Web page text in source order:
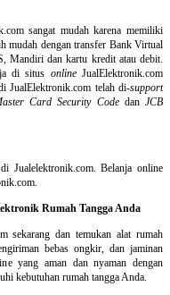
sangat mudah karena memiliki
mudah dengan transfer Bank Virtual
Mandiri dan kartu kredit atau debit.
di situs onlineJualElektronik.com
JualElektronik.com telah di-support
Card Security Codedan JCB
Jualelektronik.com. Belanja online
Rumah Tangga Anda
sekarang dan temukan alat rumah
bebas ongkir, dan jaminan
yang aman dan nyaman dengan
kebutuhan rumah tangga Anda.